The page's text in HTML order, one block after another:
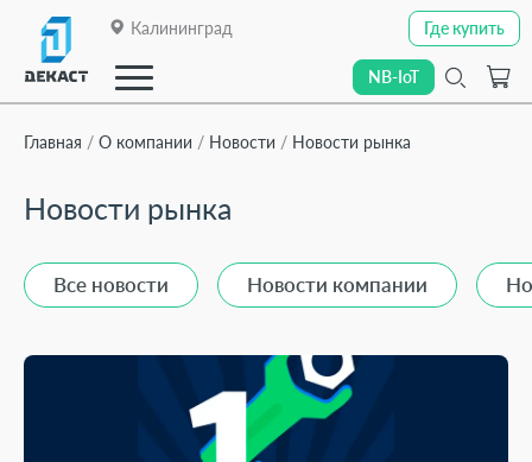
Калининград
Где купить
Где купить
NB-IoT
NB-IoT
Каталог
Линейки приборов
Отраслевые решения
Закрыть
О компании
Каталог
Линейки приборов
Отраслевые решения
Главная О компании Новости Новости рынка
Новости рынка
Все новости Новости компании